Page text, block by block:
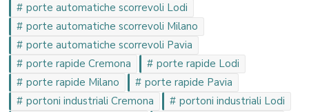
porte automatiche scorrevoli Lodi
porte automatiche scorrevoli Milano
porte automatiche scorrevoli Pavia
porte rapide Cremona
porte rapide Lodi
porte rapide Milano
porte rapide Pavia
portoni industriali Cremona
portoni industriali Lodi